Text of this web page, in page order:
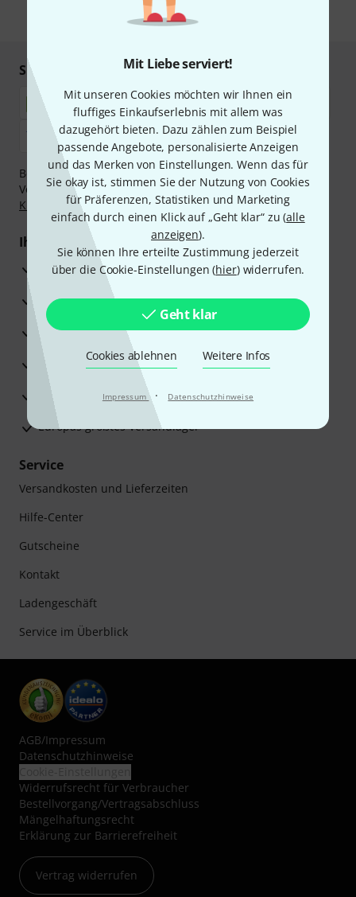
Mit Liebe serviert!
Mit unseren Cookies möchten wir Ihnen ein
fluffiges Einkaufserlebnis mit allem was
dazugehört bieten. Dazu zählen zum Beispiel
passende Angebote, personalisierte Anzeigen
und das Merken von Einstellungen. Wenn das für
Sie okay ist, stimmen Sie der Nutzung von Cookies
für Präferenzen, Statistiken und Marketing
einfach durch einen Klick auf „Geht klar“ zu (alle
anzeigen).
Sie können Ihre erteilte Zustimmung jederzeit
über die Cookie-Einstellungen (hier) widerrufen.
Geht klar
Cookies ablehnen Weitere Infos
Impressum · Datenschutzhinweise
* Pflichtfeld
Sicher einkaufen & bezahlen
Bezahlen Sie vertraulich und sicher per Nachnahme,
Vorkasse, PayPal, Amazon Pay,Klarna Sofort bezahlen,
Klarna Ratenzahlungoder Kreditkarte.
Ihre Vorteile
3 Jahre Thomann Garantie
30 Tage Money-Back-Garantie
Reparaturservice
Beratung durch Fachexperten
Zufriedenheitsgarantie
Europas größtes Versandlager
Service
Versandkosten und Lieferzeiten
Hilfe-Center
Gutscheine
Kontakt
Ladengeschäft
Service im Überblick
AGB/Impressum
Datenschutzhinweise
Widerrufsrecht für Verbraucher
Bestellvorgang/Vertragsabschluss
Mängelhaftungsrecht
Erklärung zur Barrierefreiheit
Vertrag widerrufen